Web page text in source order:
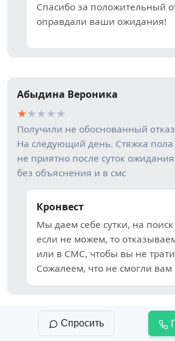
Спасибо за положительный
оправдали ваши ожидания!
Абыдина Вероника
★★★★★
Получили не обоснованный
На следующий день. Стяжка
не приятно после суток
без объяснения и в смс
Кронвест
Мы даем себе сутки, на поиск
если не можем, то
или в СМС, чтобы вы не
Сожалеем, что не смогли
Наталия
Спросить